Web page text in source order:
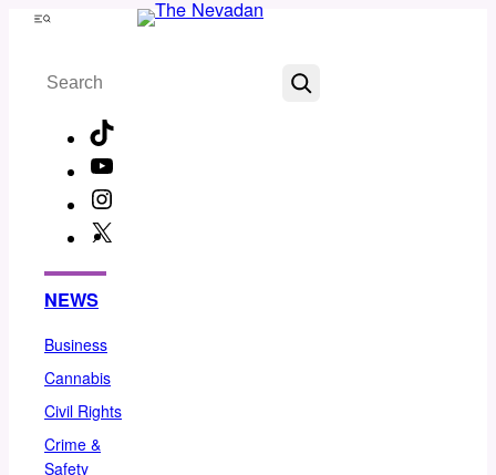
Skip
content
Menu
Search
NEWS
Business
Cannabis
Civil Rights
Crime &
Safety